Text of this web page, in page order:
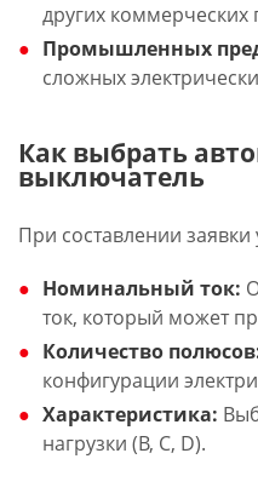
других
Промышленных
сложных
Как выбрать
выключатель
При составлении заявки
Номинальный ток:
ток, который может
Количество
конфигурации
Характеристика:
нагрузки (B, C, D).